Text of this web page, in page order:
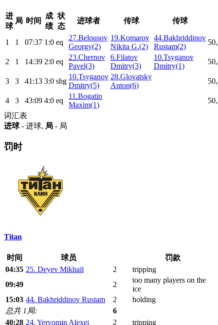
进
球
局 时间
成
绩
状
态
进球者 传球 传球
1 1 07:37 1:0 eq
27.Belousov
Georgy(2)
19.Komarov
Nikita G.(2)
44.Bakhriddinov
Rustam(2)
2 1 14:39 2:0 eq
23.Chernov
Pavel(3)
6.Filatov
Dmitry(3)
10.Tsyganov
Dmitry(1)
3 3 41:13 3:0 shg
10.Tsyganov
Dmitry(5)
28.Glovatsky
Anton(6)
4 3 43:09 4:0 eq
11.Bogatin
Maxim(1)
词汇表
进球- 进球, 局 - 局
罚时
Titan
时间 球员
罚款
04:35 25. Deyev Mikhail 2
tripping
09:49
2
too many players on the
ice
15:03 44. Bakhriddinov Rustam 2
holding
总共 1局:
6
40:28 24. Yeryomin Alexei 2 tripping